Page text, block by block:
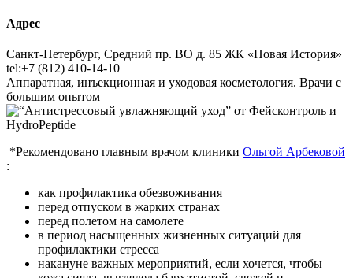
Адрес
Санкт-Петербург, Средний пр. ВО д. 85 ЖК «Новая История»
tel:+7 (812) 410-14-10
Аппаратная, инъекционная и уходовая косметология. Врачи с
большим опытом
*Рекомендовано главным врачом клиники Ольгой Арбековой
:
как профилактика обезвоживания
перед отпуском в жарких странах
перед полетом на самолете
в период насыщенных жизненных ситуаций для
профилактики стресса
накануне важных мероприятий, если хочется, чтобы